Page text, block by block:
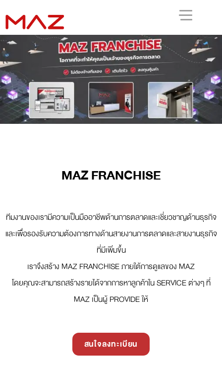
MAZ FRANCHISE
ทีมงานของเรามีความเป็นมืออาชีพด้านการตลาดและเชี่ยวชาญด้านธุรกิจ
และเพื่อรองรับความต้องการทางด้านสายงานการตลาดและสายงานธุรกิจ
ที่มีเพิ่มขึ้น
เราจึงสร้าง MAZ FRANCHISE ภายใต้การดูแลของ MAZ
โดยคุณจะสามารถสร้างรายได้จากการหาลูกค้าใน SERVICE ต่างๆ ที่
MAZ เป็นผู้ PROVIDE ให้
สนใจลงทะเบียน